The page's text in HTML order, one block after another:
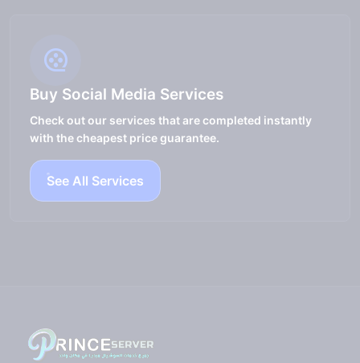
Buy Social Media Services
Check out our services that are completed instantly
with the cheapest price guarantee.
See All Services